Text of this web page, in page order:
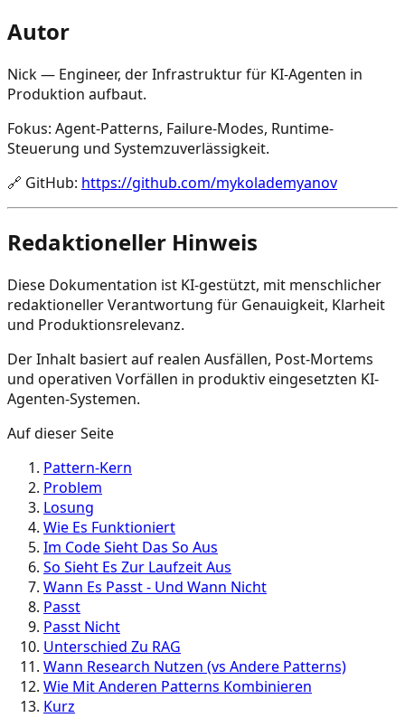
Autor
Nick — Engineer, der Infrastruktur für KI-Agenten in
Produktion aufbaut.
Fokus: Agent-Patterns, Failure-Modes, Runtime-
Steuerung und Systemzuverlässigkeit.
🔗 GitHub: https://github.com/mykolademyanov
Redaktioneller Hinweis
Diese Dokumentation ist KI-gestützt, mit menschlicher
redaktioneller Verantwortung für Genauigkeit, Klarheit
und Produktionsrelevanz.
Der Inhalt basiert auf realen Ausfällen, Post-Mortems
und operativen Vorfällen in produktiv eingesetzten KI-
Agenten-Systemen.
Auf dieser Seite
Pattern-Kern
Problem
Losung
Wie Es Funktioniert
Im Code Sieht Das So Aus
So Sieht Es Zur Laufzeit Aus
Wann Es Passt - Und Wann Nicht
Passt
Passt Nicht
Unterschied Zu RAG
Wann Research Nutzen (vs Andere Patterns)
Wie Mit Anderen Patterns Kombinieren
Kurz